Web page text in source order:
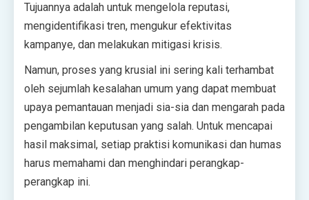
Tujuannya adalah untuk mengelola reputasi,
mengidentifikasi tren, mengukur efektivitas
kampanye, dan melakukan mitigasi krisis.
Namun, proses yang krusial ini sering kali terhambat
oleh sejumlah kesalahan umum yang dapat membuat
upaya pemantauan menjadi sia-sia dan mengarah pada
pengambilan keputusan yang salah. Untuk mencapai
hasil maksimal, setiap praktisi komunikasi dan humas
harus memahami dan menghindari perangkap-
perangkap ini.